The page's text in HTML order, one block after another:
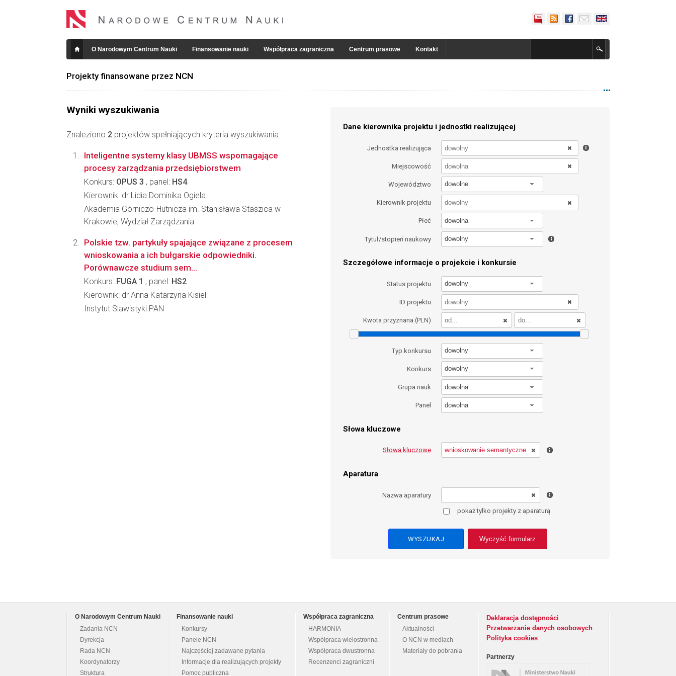
O Narodowym Centrum Nauki Finansowanie nauki Współpraca zagraniczna Centrum prasowe Kontakt
Projekty finansowane przez NCN
Wyniki wyszukiwania
Znaleziono 2 projektów spełniających kryteria wyszukiwania:
Dane kierownika projektu i jednostki realizującej
Jednostka realizująca
Miejscowość
Województwo dowolne
Kierownik projektu
Płeć dowolna
Tytuł/stopień naukowy dowolny
Szczegółowe informacje o projekcie i konkursie
Status projektu dowolny
ID projektu
Kwota przyznana (PLN)
Typ konkursu dowolny
Konkurs dowolny
Grupa nauk dowolna
Panel dowolna
Słowa kluczowe
Słowa kluczowe
Aparatura
Nazwa aparatury
pokaż tylko projekty z aparaturą
Wyczyść formularz
Inteligentne systemy klasy UBMSS wspomagające
procesy zarządzania przedsiębiorstwem
Konkurs: OPUS 3 , panel: HS4
Kierownik: dr Lidia Dominika Ogiela
Akademia Górniczo-Hutnicza im. Stanisława Staszica w
Krakowie, Wydział Zarządzania
Polskie tzw. partykuły spajające związane z procesem
wnioskowania a ich bułgarskie odpowiedniki.
Porównawcze studium sem...
Konkurs: FUGA 1 , panel: HS2
Kierownik: dr Anna Katarzyna Kisiel
Instytut Slawistyki PAN
O Narodowym Centrum Nauki
Zadania NCN
Dyrekcja
Rada NCN
Koordynatorzy
Struktura
Finansowanie nauki
Konkursy
Panele NCN
Najczęściej zadawane pytania
Informacje dla realizujących projekty
Pomoc publiczna
Współpraca zagraniczna
HARMONIA
Współpraca wielostronna
Współpraca dwustronna
Recenzenci zagraniczni
Centrum prasowe
Aktualności
O NCN w mediach
Materiały do pobrania
Deklaracja dostępności
Przetwarzanie danych osobowych
Polityka cookies
Partnerzy